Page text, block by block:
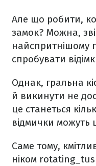
Але що робити,
замок? Можна,
найспритнішому
спробувати
Однак, гральна
й викинути не
це станеться
відмички можуть
Саме тому,
ніком